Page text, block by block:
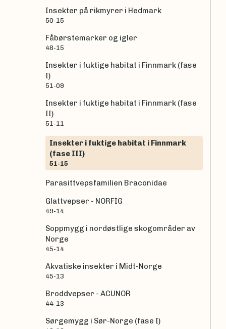
Insekter på rikmyrer i Hedmark
50-15
Fåbørstemarker og igler
48-15
Insekter i fuktige habitat i Finnmark (fase
I)
51-09
Insekter i fuktige habitat i Finnmark (fase
II)
51-11
Insekter i fuktige habitat i Finnmark
(fase III)
51-15
Parasittvepsfamilien Braconidae
Glattvepser - NORFIG
49-14
Soppmygg i nordøstlige skogområder av
Norge
45-14
Akvatiske insekter i Midt-Norge
45-13
Broddvepser - ACUNOR
44-13
Sørgemygg i Sør-Norge (fase I)